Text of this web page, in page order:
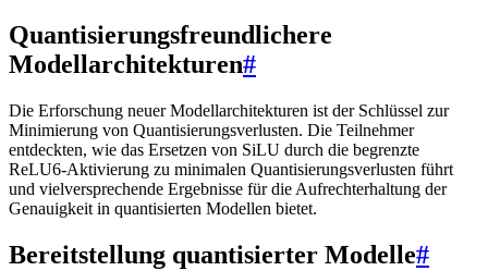
Quantisierungsfreundlichere
Modellarchitekturen#
Die Erforschung neuer Modellarchitekturen ist der Schlüssel zur
Minimierung von Quantisierungsverlusten. Die Teilnehmer
entdeckten, wie das Ersetzen von SiLU durch die begrenzte
ReLU6-Aktivierung zu minimalen Quantisierungsverlusten führt
und vielversprechende Ergebnisse für die Aufrechterhaltung der
Genauigkeit in quantisierten Modellen bietet.
Bereitstellung quantisierter Modelle#